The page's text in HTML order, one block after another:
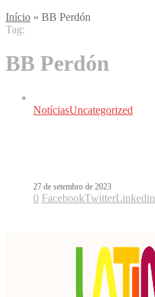
Início » BB Perdón
Tag:
BB Perdón
NotíciasUncategorized
27 de setembro de 2023
0 FacebookTwitterLinkedin